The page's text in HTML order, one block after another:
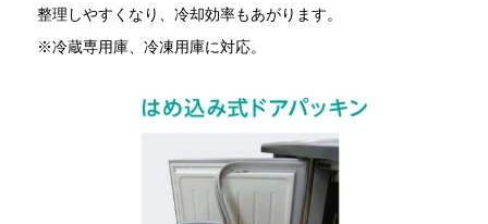
整理しやすくなり、冷却効率もあがります。
※冷蔵専用庫、冷凍用庫に対応。